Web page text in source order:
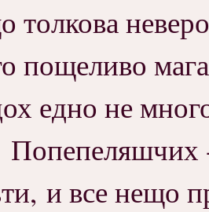
толкова
пощеливо
едно не
и все нещо